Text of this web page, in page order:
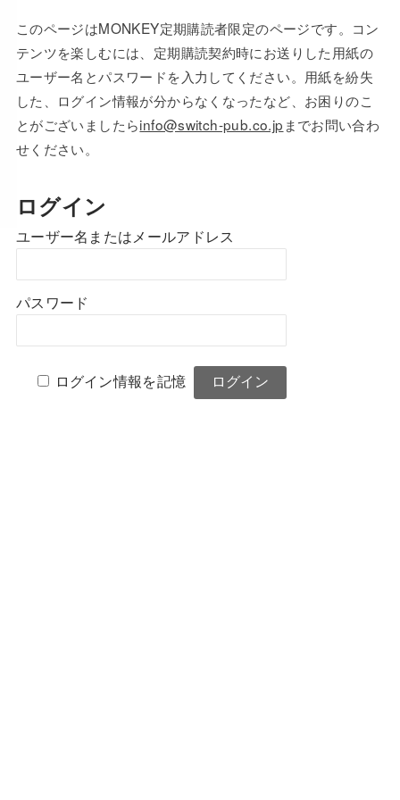
このページはMONKEY定期購読者限定のページです。コン
テンツを楽しむには、定期購読契約時にお送りした用紙の
ユーザー名とパスワードを入力してください。用紙を紛失
した、ログイン情報が分からなくなったなど、お困りのこ
とがございましたらinfo@switch-pub.co.jp までお問い合わ
せください。
ログイン
ユーザー名またはメールアドレス
パスワード
ログイン情報を記憶